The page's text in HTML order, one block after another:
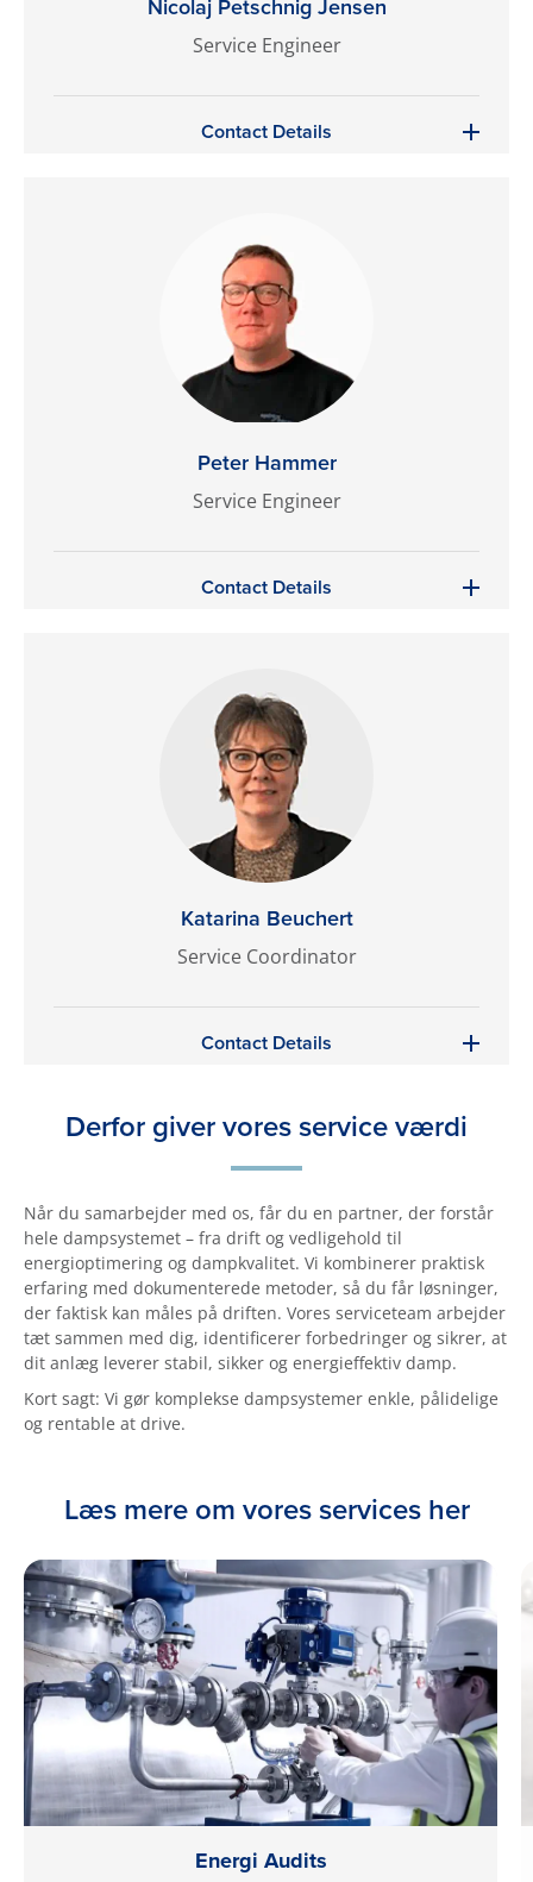
Nicolaj Petschnig Jensen
Service Engineer
Contact Details
Peter Hammer
Service Engineer
Contact Details
Katarina Beuchert
Service Coordinator
Contact Details
Derfor giver vores service værdi
Når du samarbejder med os, får du en partner, der forstår
hele dampsystemet – fra drift og vedligehold til
energioptimering og dampkvalitet. Vi kombinerer praktisk
erfaring med dokumenterede metoder, så du får løsninger,
der faktisk kan måles på driften. Vores serviceteam arbejder
tæt sammen med dig, identificerer forbedringer og sikrer, at
dit anlæg leverer stabil, sikker og energieffektiv damp.
Kort sagt: Vi gør komplekse dampsystemer enkle, pålidelige
og rentable at drive.
Læs mere om vores services her
Energi Audits